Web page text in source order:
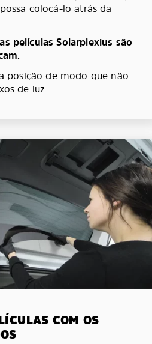
colocá-lo atrás da
películas Solarplexius são
posição de modo que não
de luz.
COM OS